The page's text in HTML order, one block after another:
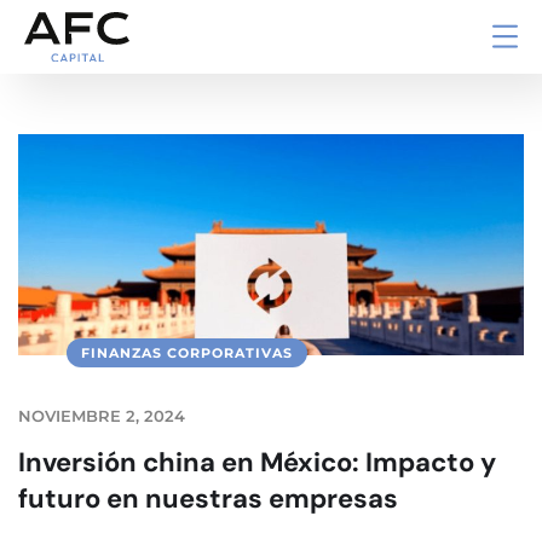
FINANZAS CORPORATIVAS
NOVIEMBRE 2, 2024
Inversión china en México: Impacto y
futuro en nuestras empresas